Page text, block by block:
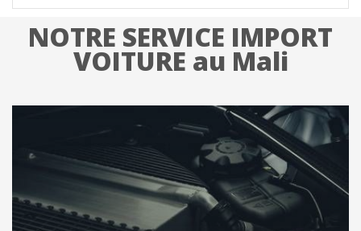
NOTRE SERVICE IMPORT
VOITURE au Mali